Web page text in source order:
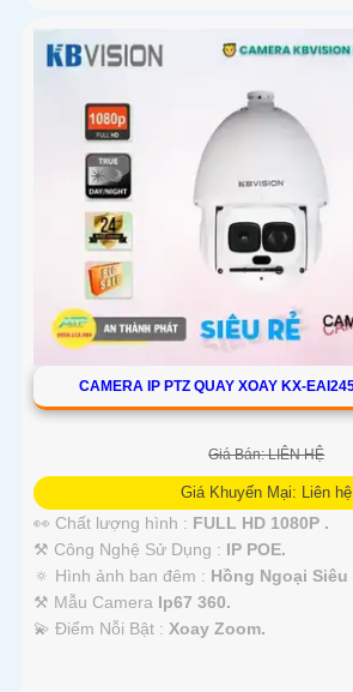
CAMERA IP PTZ QUAY XOAY KX-
Giá Bán: LIÊN HỆ
Giá Khuyến Mại: Liên hệ
👀 Chất lượng hình : FULL HD 1080P .
⚒ Công Nghệ Sử Dụng : IP POE.
🔅 Hình ảnh ban đêm : Hồng Ngoại
⚒ Mẫu Camera Ip67 360.
️💫 Điểm Nỗi Bật : Xoay Zoom.